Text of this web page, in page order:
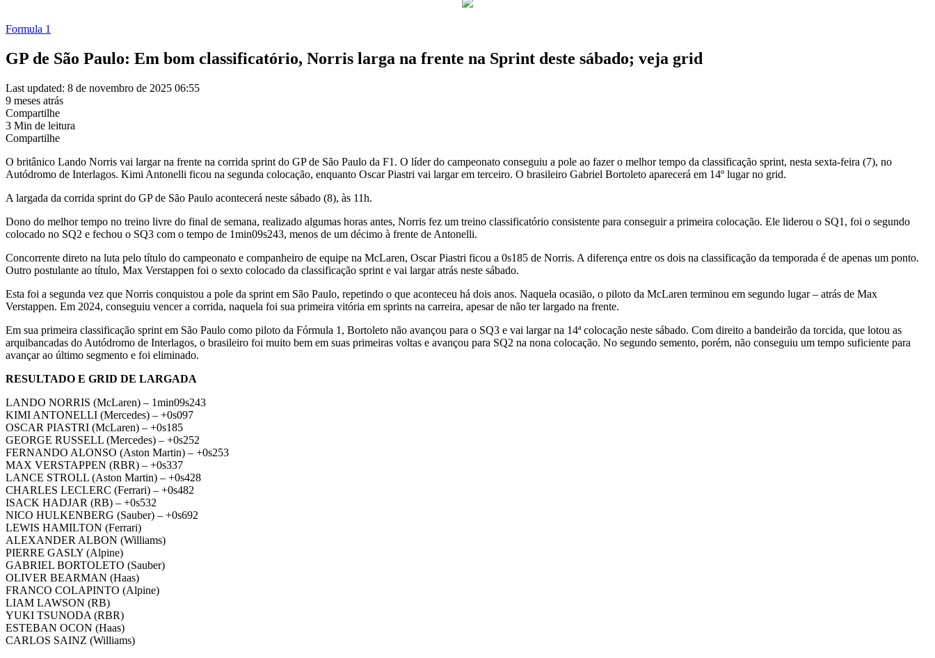
Formula 1
GP de São Paulo: Em bom classificatório, Norris larga na frente na Sprint deste sábado; veja grid
Last updated: 8 de novembro de 2025 06:55
9 meses atrás
Compartilhe
3 Min de leitura
Compartilhe
O britânico Lando Norris vai largar na frente na corrida sprint do GP de São Paulo da F1. O líder do campeonato conseguiu a pole ao fazer o melhor tempo da classificação sprint, nesta sexta-feira (7), no
Autódromo de Interlagos. Kimi Antonelli ficou na segunda colocação, enquanto Oscar Piastri vai largar em terceiro. O brasileiro Gabriel Bortoleto aparecerá em 14º lugar no grid.
A largada da corrida sprint do GP de São Paulo acontecerá neste sábado (8), às 11h.
Dono do melhor tempo no treino livre do final de semana, realizado algumas horas antes, Norris fez um treino classificatório consistente para conseguir a primeira colocação. Ele liderou o SQ1, foi o segundo
colocado no SQ2 e fechou o SQ3 com o tempo de 1min09s243, menos de um décimo à frente de Antonelli.
Concorrente direto na luta pelo título do campeonato e companheiro de equipe na McLaren, Oscar Piastri ficou a 0s185 de Norris. A diferença entre os dois na classificação da temporada é de apenas um ponto.
Outro postulante ao título, Max Verstappen foi o sexto colocado da classificação sprint e vai largar atrás neste sábado.
Esta foi a segunda vez que Norris conquistou a pole da sprint em São Paulo, repetindo o que aconteceu há dois anos. Naquela ocasião, o piloto da McLaren terminou em segundo lugar – atrás de Max
Verstappen. Em 2024, conseguiu vencer a corrida, naquela foi sua primeira vitória em sprints na carreira, apesar de não ter largado na frente.
Em sua primeira classificação sprint em São Paulo como piloto da Fórmula 1, Bortoleto não avançou para o SQ3 e vai largar na 14ª colocação neste sábado. Com direito a bandeirão da torcida, que lotou as
arquibancadas do Autódromo de Interlagos, o brasileiro foi muito bem em suas primeiras voltas e avançou para SQ2 na nona colocação. No segundo semento, porém, não conseguiu um tempo suficiente para
avançar ao último segmento e foi eliminado.
RESULTADO E GRID DE LARGADA
LANDO NORRIS (McLaren) – 1min09s243
KIMI ANTONELLI (Mercedes) – +0s097
OSCAR PIASTRI (McLaren) – +0s185
GEORGE RUSSELL (Mercedes) – +0s252
FERNANDO ALONSO (Aston Martin) – +0s253
MAX VERSTAPPEN (RBR) – +0s337
LANCE STROLL (Aston Martin) – +0s428
CHARLES LECLERC (Ferrari) – +0s482
ISACK HADJAR (RB) – +0s532
NICO HULKENBERG (Sauber) – +0s692
LEWIS HAMILTON (Ferrari)
ALEXANDER ALBON (Williams)
PIERRE GASLY (Alpine)
GABRIEL BORTOLETO (Sauber)
OLIVER BEARMAN (Haas)
FRANCO COLAPINTO (Alpine)
LIAM LAWSON (RB)
YUKI TSUNODA (RBR)
ESTEBAN OCON (Haas)
CARLOS SAINZ (Williams)